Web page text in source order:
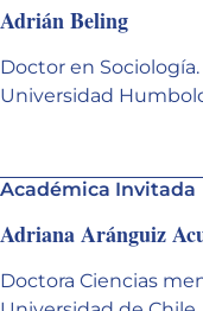
Adrián Beling
Doctor en
Universidad
Académica Invitada
Adriana Aránguiz
Doctora Ciencias